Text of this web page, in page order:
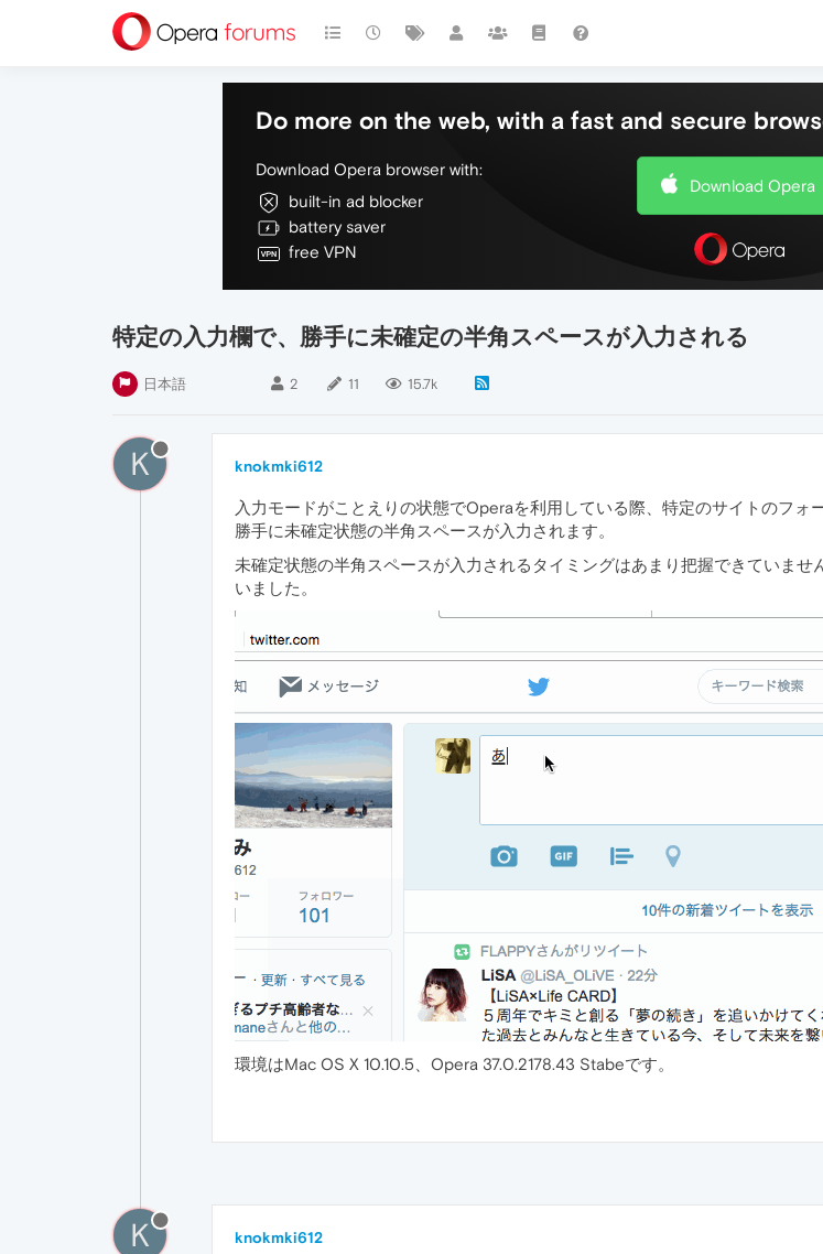
Do more on the web, with a fast and secure
Download Opera browser with:
built-in ad blocker
battery saver
free VPN
Download Opera
特定の入力欄で、勝手に未確定の半角スペースが入力される
日本語 2 11 15.7k
K knokmki612
入力モードがことえりの状態でOperaを利用している際、特定のサイトのフォ
勝手に未確定状態の半角スペースが入力されます。
未確定状態の半角スペースが入力されるタイミングはあまり把握できていま
いました。
環境はMac OS X 10.10.5、Opera 37.0.2178.43 Stabeです。
K knokmki612